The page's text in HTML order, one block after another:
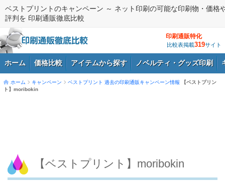
ベストプリントのキャンペーン ～ ネット印刷の可能な印刷物・価格
評判を 印刷通販徹底比較
印刷通販特化
比較表掲載319サイト
ホーム 価格比較 アイテムから探す ノベルティ・グッズ印刷
ホーム キャンペーン ベストプリント 過去の印刷通販キャンペーン情報
【ベストプリン
ト】moribokin
【ベストプリント】moribokin